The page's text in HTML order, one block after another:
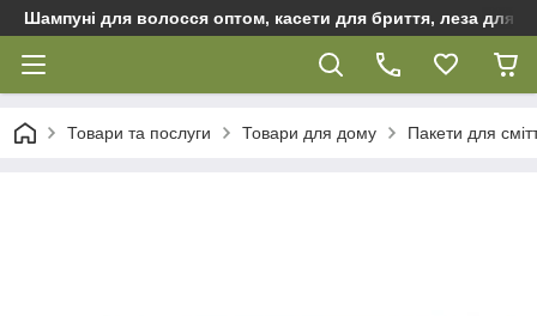
Шампуні для волосся оптом, касети для бриття, леза для
Товари та послуги Товари для дому Пакети для